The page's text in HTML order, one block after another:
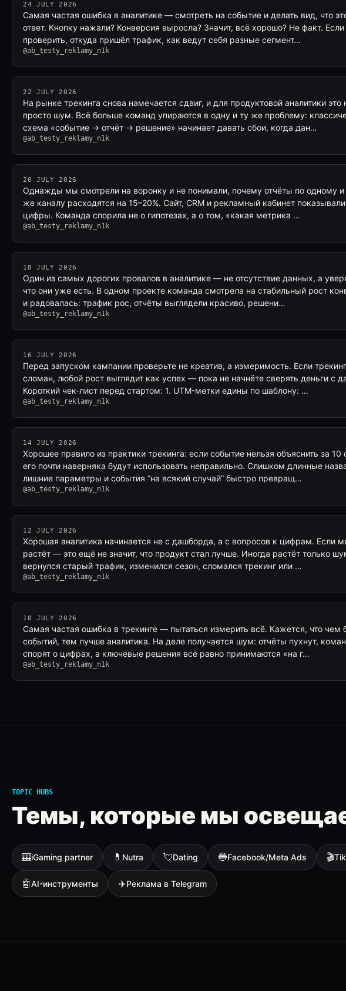
24 JULY 2026
Самая частая ошибка в аналитике — смотреть на событие и делать вид, что
ответ. Кнопку нажали? Конверсия выросла? Значит, всё хорошо? Не факт. Если
проверить, откуда пришёл трафик, как ведут себя разные сегмент…
@ab_testy_reklamy_n1k
22 JULY 2026
На рынке трекинга снова намечается сдвиг, и для продуктовой аналитики это
просто шум. Всё больше команд упираются в одну и ту же проблему:
схема «событие → отчёт → решение» начинает давать сбои, когда дан…
@ab_testy_reklamy_n1k
20 JULY 2026
Однажды мы смотрели на воронку и не понимали, почему отчёты по одному
же каналу расходятся на 15–20%. Сайт, CRM и рекламный кабинет
цифры. Команда спорила не о гипотезах, а о том, «какая метрика …
@ab_testy_reklamy_n1k
18 JULY 2026
Один из самых дорогих провалов в аналитике — не отсутствие данных, а
что они уже есть. В одном проекте команда смотрела на стабильный рост
и радовалась: трафик рос, отчёты выглядели красиво, решени…
@ab_testy_reklamy_n1k
16 JULY 2026
Перед запуском кампании проверьте не креатив, а измеримость. Если трекинг
сломан, любой рост выглядит как успех — пока не начнёте сверять деньги с
Короткий чек-лист перед стартом: 1. UTM-метки едины по шаблону: …
@ab_testy_reklamy_n1k
14 JULY 2026
Хорошее правило из практики трекинга: если событие нельзя объяснить за 10
его почти наверняка будут использовать неправильно. Слишком длинные
лишние параметры и события “на всякий случай” быстро превращ…
@ab_testy_reklamy_n1k
12 JULY 2026
Хорошая аналитика начинается не с дашборда, а с вопросов к цифрам. Если
растёт — это ещё не значит, что продукт стал лучше. Иногда растёт только
вернулся старый трафик, изменился сезон, сломался трекинг или …
@ab_testy_reklamy_n1k
10 JULY 2026
Самая частая ошибка в трекинге — пытаться измерить всё. Кажется, что чем
событий, тем лучше аналитика. На деле получается шум: отчёты пухнут,
спорят о цифрах, а ключевые решения всё равно принимаются «на г…
@ab_testy_reklamy_n1k
TOPIC HUBS
Темы, которые мы
🎰iGaming partner 💊 Nutra 💘Dating 🔵Facebook/Meta Ads 🎬
🤖AI-инструменты ✈️Реклама в Telegram